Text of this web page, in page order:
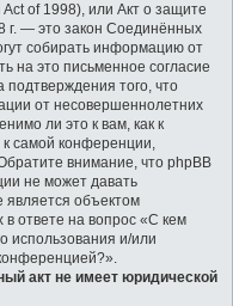
of 1998), или Акт о защите
г. — это закон Соединённых
собирать информацию от
на это письменное согласие
того, что
от несовершеннолетних
ли это к вам, как к
самой конференции,
внимание, что phpBB
не может давать
объектом
ответе на вопрос «С кем
использования и/или
акт не имеет юридической